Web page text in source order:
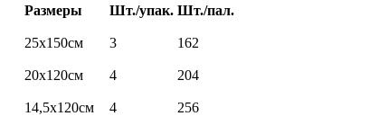
Размеры Шт./упак. Шт./пал.
25х150см 3 162
20х120см 4 204
14,5х120см 4 256